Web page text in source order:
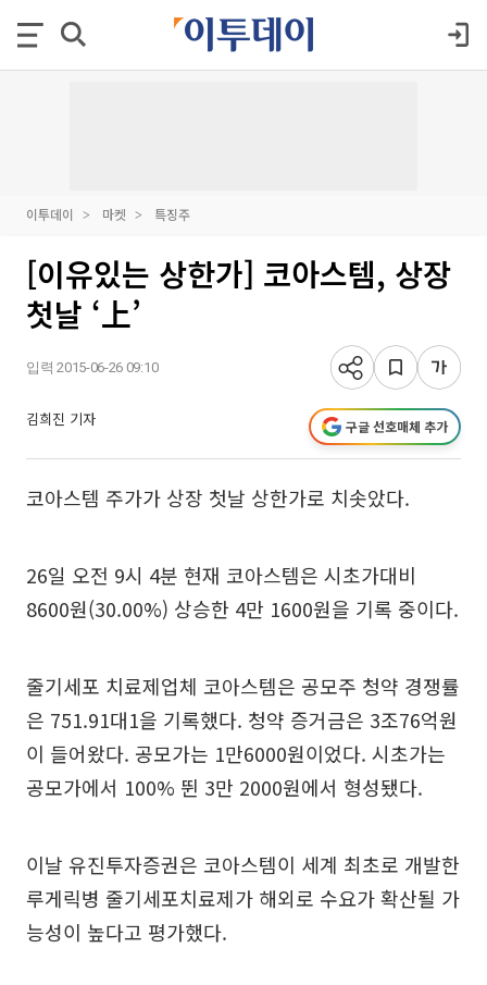
이투데이 마켓 특징주
[이유있는 상한가] 코아스템, 상장
첫날 ‘上’
입력 2015-06-26 09:10
김희진 기자 구글 선호매체 추가
코아스템 주가가 상장 첫날 상한가로 치솟았다.
26일 오전 9시 4분 현재 코아스템은 시초가대비
8600원(30.00%) 상승한 4만 1600원을 기록 중이다.
줄기세포 치료제업체 코아스템은 공모주 청약 경쟁률
은 751.91대1을 기록했다. 청약 증거금은 3조76억원
이 들어왔다. 공모가는 1만6000원이었다. 시초가는
공모가에서 100% 뛴 3만 2000원에서 형성됐다.
이날 유진투자증권은 코아스템이 세계 최초로 개발한
루게릭병 줄기세포치료제가 해외로 수요가 확산될 가
능성이 높다고 평가했다.